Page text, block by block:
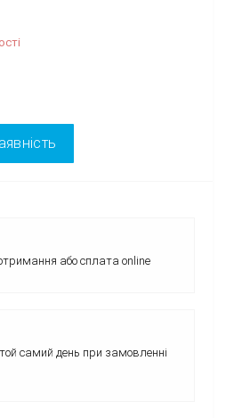
або сплата online
самий день при замовленні